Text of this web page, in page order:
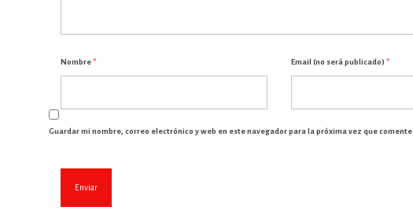
Nombre* Email (no será publicado) *
Guardar mi nombre, correo electrónico y web en este navegador para la próxima vez que comente.